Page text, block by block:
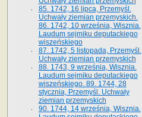
85. 1742, 16 lipca, Przemyśl.
Uchwały ziemian przemyskich.
86. 1742, 10 września, Wisznia.
Laudum sejmiku deputackiego
wiszeńskiego
87. 1742, 5 listopada, Przemyśl.
Uchwały ziemian przemyskich
88. 1743, 9 września, Wisznia.
Laudum sejmiku deputackiego
wiszeńskiego. 89. 1744, 28
stycznia, Przemyśl. Uchwały
ziemian przemyskich
90. 1744, 14 września, Wisznia.